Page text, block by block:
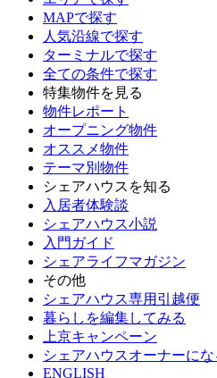
MAPで探す
人気沿線で探す
ターミナルで探す
全ての条件で探す
特集物件を見る
物件レポート
オープニング物件
オススメ物件
テーマ別物件
シェアハウスを知る
入居者体験談
シェアハウス小説
入門ガイド
シェアライフマガジン
その他
シェアハウス専用引越便
暮らしを編集してみる
上京キャンペーン
シェアハウスオーナーにな
ENGLISH